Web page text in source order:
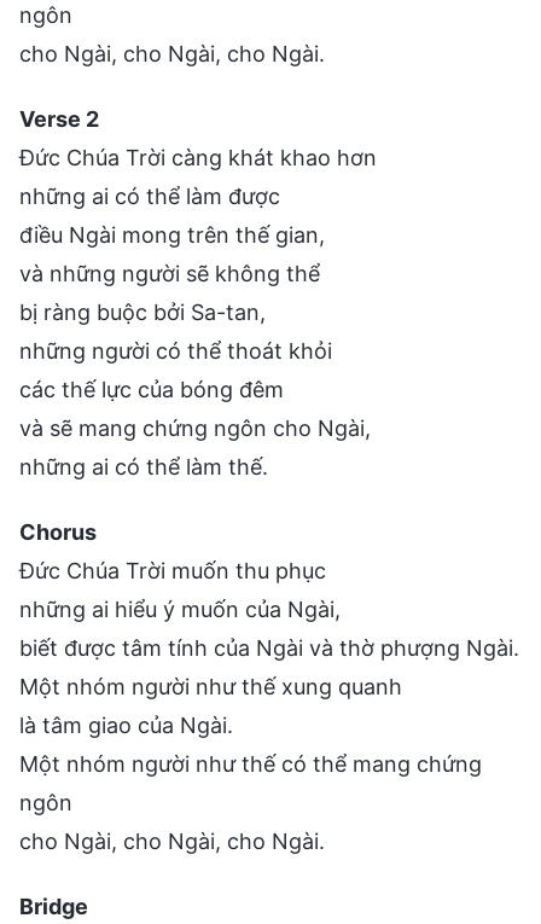
ngôn
cho Ngài, cho Ngài, cho Ngài.
Verse 2
Đức Chúa Trời càng khát khao hơn
những ai có thể làm được
điều Ngài mong trên thế gian,
và những người sẽ không thể
bị ràng buộc bởi Sa-tan,
những người có thể thoát khỏi
các thế lực của bóng đêm
và sẽ mang chứng ngôn cho Ngài,
những ai có thể làm thế.
Chorus
Đức Chúa Trời muốn thu phục
những ai hiểu ý muốn của Ngài,
biết được tâm tính của Ngài và thờ phượng Ngài.
Một nhóm người như thế xung quanh
là tâm giao của Ngài.
Một nhóm người như thế có thể mang chứng
ngôn
cho Ngài, cho Ngài, cho Ngài.
Bridge